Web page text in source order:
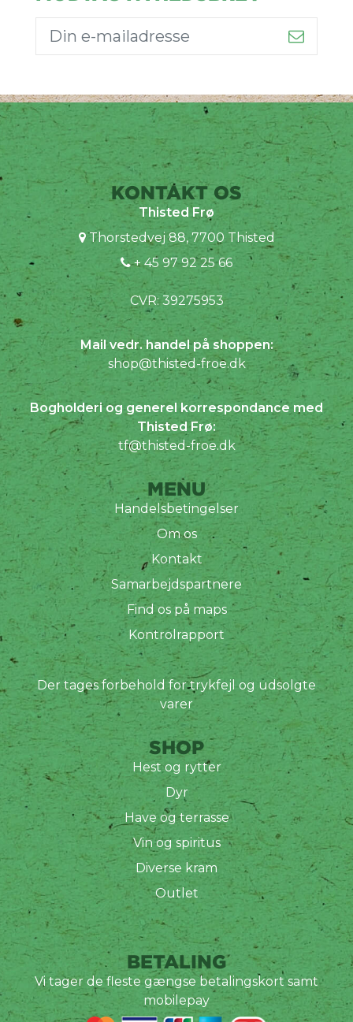
KONTAKT OS
Thisted Frø
Thorstedvej 88, 7700 Thisted
+ 45 97 92 25 66
CVR: 39275953
Mail vedr. handel på shoppen:
shop@thisted-froe.dk
Bogholderi og generel korrespondance med
Thisted Frø:
tf@thisted-froe.dk
MENU
Handelsbetingelser
Om os
Kontakt
Samarbejdspartnere
Find os på maps
Kontrolrapport
Der tages forbehold for trykfejl og udsolgte
varer
SHOP
Hest og rytter
Dyr
Have og terrasse
Vin og spiritus
Diverse kram
Outlet
BETALING
Vi tager de fleste gængse betalingskort samt
mobilepay